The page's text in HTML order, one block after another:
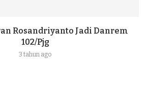
Rosandriyanto Jadi Danrem
102/Pjg
3 tahun ago